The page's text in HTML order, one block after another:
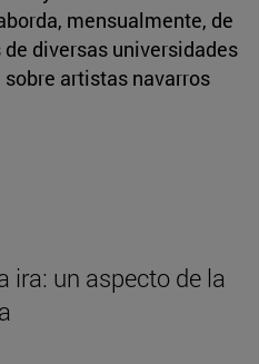
mensualmente, de
diversas universidades
artistas navarros
ira: un aspecto de la